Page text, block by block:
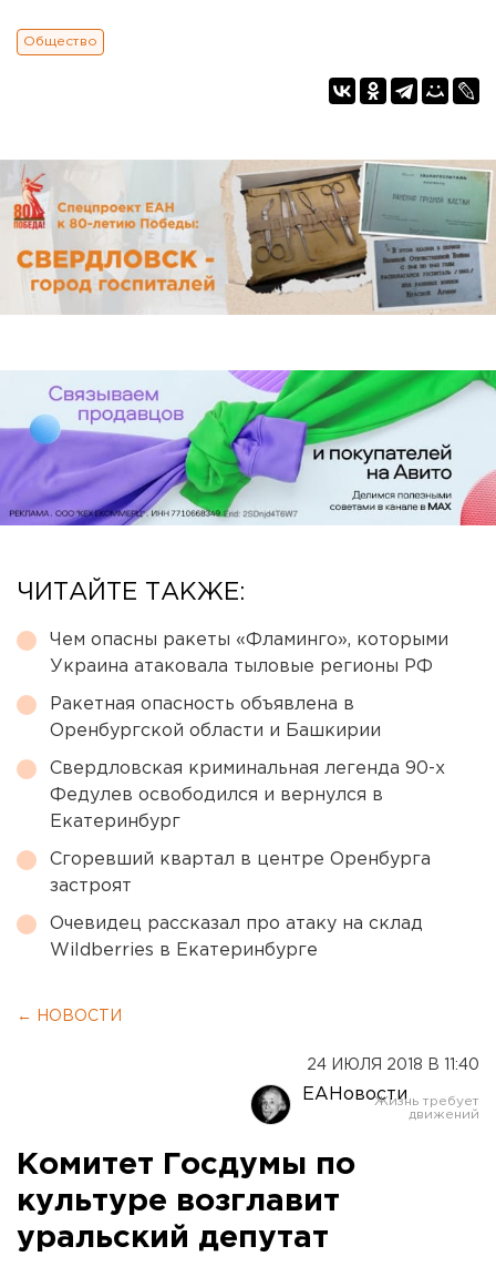
Общество
ЧИТАЙТЕ ТАКЖЕ:
Чем опасны ракеты «Фламинго», которыми
Украина атаковала тыловые регионы РФ
Ракетная опасность объявлена в
Оренбургской области и Башкирии
Свердловская криминальная легенда 90-х
Федулев освободился и вернулся в
Екатеринбург
Сгоревший квартал в центре Оренбурга
застроят
Очевидец рассказал про атаку на склад
Wildberries в Екатеринбурге
← НОВОСТИ
24 ИЮЛЯ 2018 В 11:40
ЕАНовости
Комитет Госдумы по
культуре возглавит
уральский депутат